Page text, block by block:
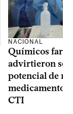
NACIONAL
Químicos
advirtieron
potencial de
medicamentos
CTI